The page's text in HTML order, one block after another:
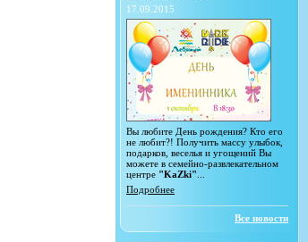
17.09.2015
Вы любите День рождения? Кто его
не любит?! Получить массу улыбок,
подарков, веселья и угощений Вы
можете в семейно-развлекательном
центре "KaZki"
Подробнее
Все новости